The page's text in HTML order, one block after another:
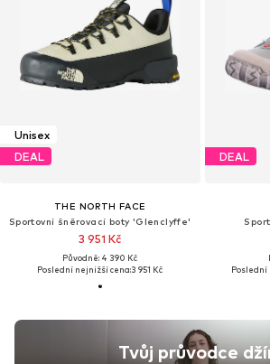
Unisex
DEAL
THE NORTH FACE
Sportovní šněrovací boty 'Glenclyffe'
3 951 Kč
Původně: 4 390 Kč
Poslední nejnižší cena:3 951 Kč
Tvůj průvodce
DEAL
Poslední